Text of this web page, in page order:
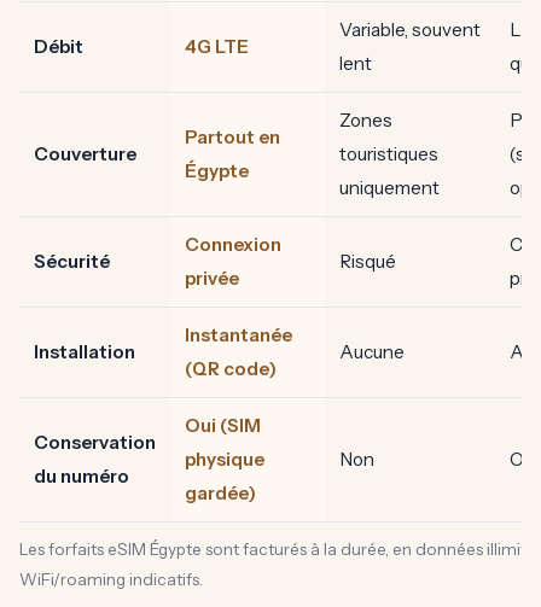
Débit 4G LTE
Variable, souvent
lent
Couverture
Partout en
Égypte
Zones
touristiques
uniquement
Sécurité
Connexion
privée
Risqué
Installation
Instantanée
(QR code)
Aucune
Conservation
du numéro
Oui (SIM
physique
gardée)
Non Oui
Les forfaits eSIM Égypte sont facturés à la durée, en données
WiFi/roaming indicatifs.